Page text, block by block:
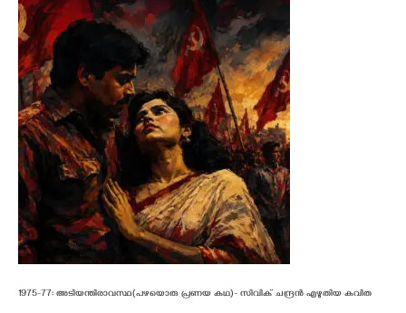
1975-77: അടിയന്തിരാവസ്ഥ(പഴയൊരു പ്രണയ കഥ)- സിവിക് ചന്ദ്രൻ എഴുതിയ കവിത